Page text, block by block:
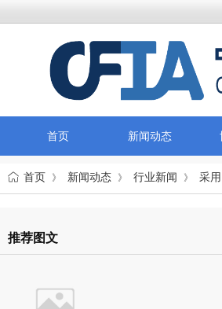
首页 新闻动态
首页 》 新闻动态 》 行业新闻 》 采
推荐图文